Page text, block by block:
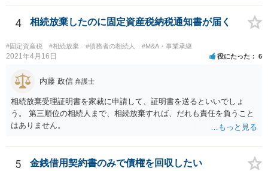
が難しくなります。 お早めに相続人に請求していくか、それが難しい
場合は、弁護士に相談されるのがよろしいかと思います。
4 相続放棄したのに固定資産税納税通知書が届く
#固定資産税 #相続放棄 #債務者の相続人 #M&A・事業承継
2021年4月16日 役にたった 6
内藤 政信 弁護士
相続放棄受理証明書を家裁に申請して、証明書を送るといいでしょ
う。 第三順位の相続人まで、相続放棄すれば、だれも責任を負うこと
はありません。
5 金銭借用契約書のみで債権を回収したい